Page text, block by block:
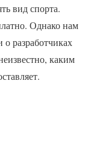
вид спорта.
Однако нам
разработчиках
каким